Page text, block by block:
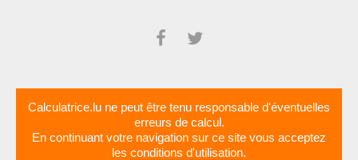
Calculatrice.lu ne peut être tenu responsable d'éventuelles
erreurs de calcul.
En continuant votre navigation sur ce site vous acceptez
les conditions d'utilisation.